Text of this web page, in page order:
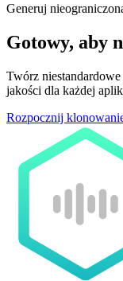
Generuj
Gotowy, aby
Twórz
jakości dla każdej
Rozpocznij